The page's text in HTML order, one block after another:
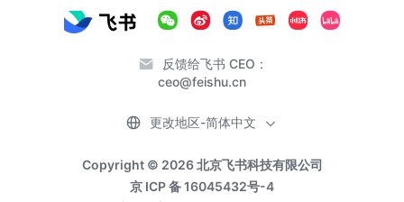
反馈给飞书 CEO：
ceo@feishu.cn
Copyright © 2026 北京飞书科技有限公司
京 ICP 备 16045432号-4
更改地区-简体中文